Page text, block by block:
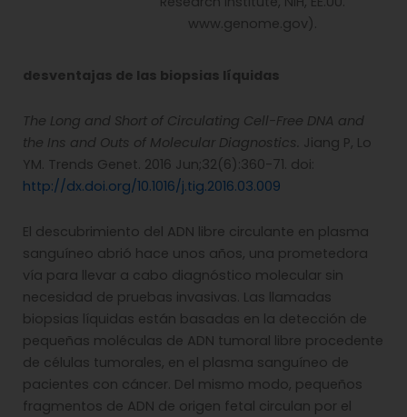
www.genome.gov).
desventajas de las biopsias líquidas
The Long and Short of Circulating Cell-Free DNA and
the Ins and Outs of Molecular Diagnostics. Jiang P, Lo
YM. Trends Genet. 2016 Jun;32(6):360-71. doi:
http://dx.doi.org/10.1016/j.tig.2016.03.009
El descubrimiento del ADN libre circulante en plasma
sanguíneo abrió hace unos años, una prometedora
vía para llevar a cabo diagnóstico molecular sin
necesidad de pruebas invasivas. Las llamadas
biopsias líquidas están basadas en la detección de
pequeñas moléculas de ADN tumoral libre procedente
de células tumorales, en el plasma sanguíneo de
pacientes con cáncer. Del mismo modo, pequeños
fragmentos de ADN de origen fetal circulan por el